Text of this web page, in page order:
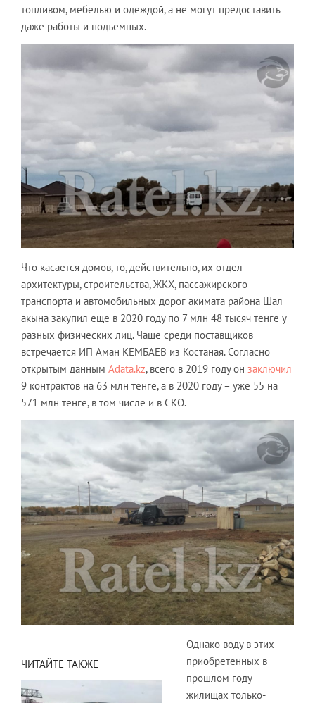
топливом, мебелью и одеждой, а не могут предоставить
даже работы и подъемных.
Что касается домов, то, действительно, их отдел
архитектуры, строительства, ЖКХ, пассажирского
транспорта и автомобильных дорог акимата района Шал
акына закупил еще в 2020 году по 7 млн 48 тысяч тенге у
разных физических лиц. Чаще среди поставщиков
встречается ИП Аман КЕМБАЕВ из Костаная. Согласно
открытым данным Adata.kz, всего в 2019 году он заключил
9 контрактов на 63 млн тенге, а в 2020 году – уже 55 на
571 млн тенге, в том числе и в СКО.
ЧИТАЙТЕ ТАКЖЕ
Однако воду в этих
приобретенных в
прошлом году
жилищах только-